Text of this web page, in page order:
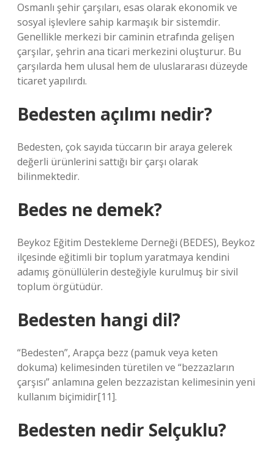
Osmanlı şehir çarşıları, esas olarak ekonomik ve
sosyal işlevlere sahip karmaşık bir sistemdir.
Genellikle merkezi bir caminin etrafında gelişen
çarşılar, şehrin ana ticari merkezini oluşturur. Bu
çarşılarda hem ulusal hem de uluslararası düzeyde
ticaret yapılırdı.
Bedesten açılımı nedir?
Bedesten, çok sayıda tüccarın bir araya gelerek
değerli ürünlerini sattığı bir çarşı olarak
bilinmektedir.
Bedes ne demek?
Beykoz Eğitim Destekleme Derneği (BEDES), Beykoz
ilçesinde eğitimli bir toplum yaratmaya kendini
adamış gönüllülerin desteğiyle kurulmuş bir sivil
toplum örgütüdür.
Bedesten hangi dil?
“Bedesten”, Arapça bezz (pamuk veya keten
dokuma) kelimesinden türetilen ve “bezzazların
çarşısı” anlamına gelen bezzazistan kelimesinin yeni
kullanım biçimidir[11].
Bedesten nedir Selçuklu?